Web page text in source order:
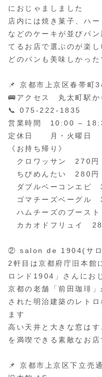
におじゃましました
店内には焼き菓子、ハ
などのケーキが並びパ
てるお店で選ぶのが楽し
どのパンも美味しかった
📌 京都市上京区春帯町
🚌アクセス 丸太町駅か
📞 075-222-1835
営業時間 10:00 –
定休日 月・火曜日
《お持ち帰り》
クロワッサン 270円
ちびめんたい 280円
ダブルベーコンエピ
ゴマチーズベーグル
ハムチーズのブース
カカオドフリュイ
② salon de 1904(サロ
2軒目は京都府庁旧本館
ロンド1904」さんにお
京都の老舗「前田珈琲
された明治建築のレト
ます
高い天井と大きな窓は
を満喫できる素敵なお店
📌 京都市上京区下立売